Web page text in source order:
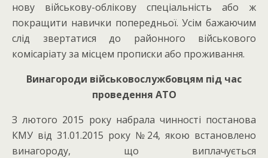
нову військову-облікову спеціальність або ж
покращити навички попередньої. Усім бажаючим
слід звертатися до районного військового
комісаріату за місцем прописки або проживання.
Винагороди військовослужбовцям під час
проведення АТО
З лютого 2015 року набрала чинності постанова
КМУ від 31.01.2015 року №24, якою встановлено
винагороду, що виплачується